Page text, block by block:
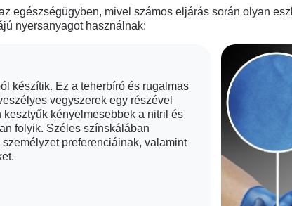
megszakad a szöveti folytonosság és a
használatos kesztyűt.
és a többi beteg kényelméről - legyen tisztában a
és után minden alkalommal fertőtlenítse a kézfejét; ha
egészségügyben, mivel számos eljárás során olyan
nyersanyagot használnak:
készítik. Ez a teherbíró és rugalmas
vegyszerek egy részével
kényelmesebbek a nitril és
folyik. Széles színskálában
preferenciáinak, valamint